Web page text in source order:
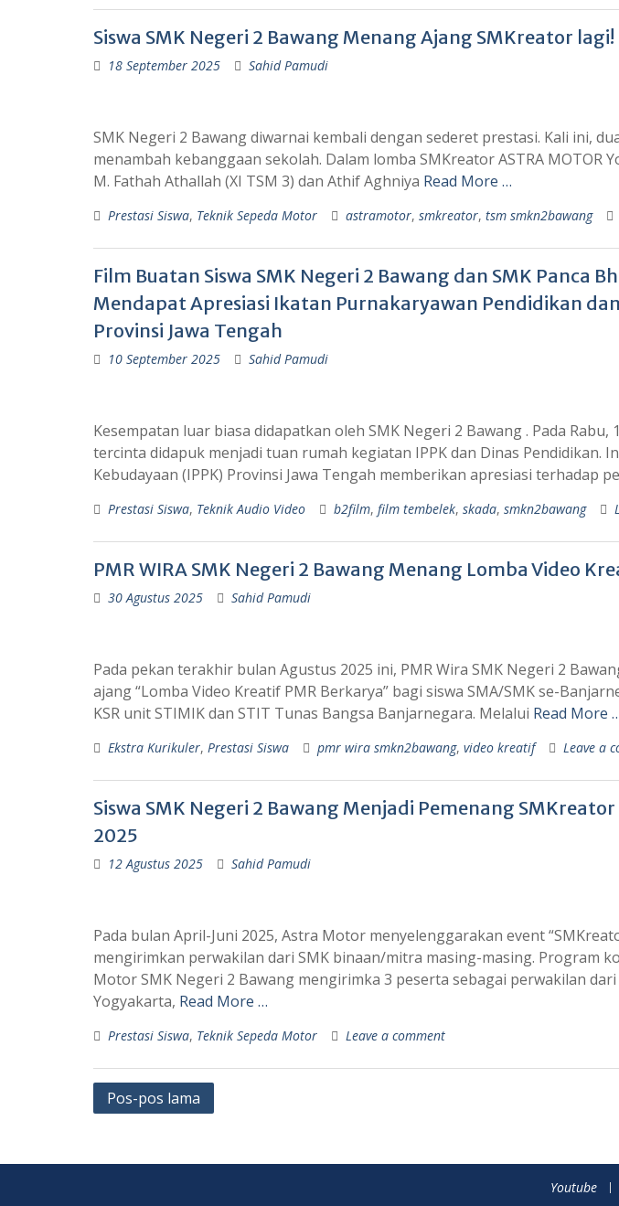
Siswa SMK Negeri 2 Bawang Menang Ajang SMKreator lagi!
18 September 2025 Sahid Pamudi
SMK Negeri 2 Bawang diwarnai kembali dengan sederet prestasi. Kali ini,
menambah kebanggaan sekolah. Dalam lomba SMKreator ASTRA MOTOR
M. Fathah Athallah (XI TSM 3) dan Athif Aghniya Read More …
Prestasi Siswa, Teknik Sepeda Motor astramotor, smkreator, tsm smkn2bawang
Film Buatan Siswa SMK Negeri 2 Bawang dan SMK Panca
Mendapat Apresiasi Ikatan Purnakaryawan Pendidikan
Provinsi Jawa Tengah
10 September 2025 Sahid Pamudi
Kesempatan luar biasa didapatkan oleh SMK Negeri 2 Bawang . Pada Rabu,
tercinta didapuk menjadi tuan rumah kegiatan IPPK dan Dinas Pendidikan.
Kebudayaan (IPPK) Provinsi Jawa Tengah memberikan apresiasi terhadap
Prestasi Siswa, Teknik Audio Video b2film, film tembelek, skada, smkn2bawang
PMR WIRA SMK Negeri 2 Bawang Menang Lomba Video
30 Agustus 2025 Sahid Pamudi
Pada pekan terakhir bulan Agustus 2025 ini, PMR Wira SMK Negeri 2
ajang “Lomba Video Kreatif PMR Berkarya” bagi siswa SMA/SMK se-
KSR unit STIMIK dan STIT Tunas Bangsa Banjarnegara. Melalui Read More
Ekstra Kurikuler, Prestasi Siswa pmr wira smkn2bawang, video kreatif Leave a
Siswa SMK Negeri 2 Bawang Menjadi Pemenang
2025
12 Agustus 2025 Sahid Pamudi
Pada bulan April-Juni 2025, Astra Motor menyelenggarakan event
mengirimkan perwakilan dari SMK binaan/mitra masing-masing. Program
Motor SMK Negeri 2 Bawang mengirimka 3 peserta sebagai perwakilan
Yogyakarta, Read More …
Prestasi Siswa, Teknik Sepeda Motor Leave a comment
Pos-pos lama
Youtube